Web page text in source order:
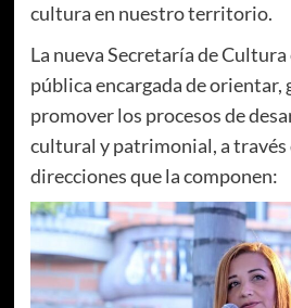
cultura en nuestro territorio.
La nueva Secretaría de
pública encargada de orientar,
promover los procesos de
cultural y patrimonial, a través
direcciones que la componen: